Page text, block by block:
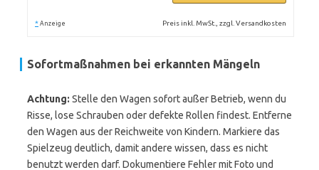
* Anzeige Preis inkl. MwSt., zzgl. Versandkosten
Sofortmaßnahmen bei erkannten Mängeln
Achtung: Stelle den Wagen sofort außer Betrieb, wenn du
Risse, lose Schrauben oder defekte Rollen findest. Entferne
den Wagen aus der Reichweite von Kindern. Markiere das
Spielzeug deutlich, damit andere wissen, dass es nicht
benutzt werden darf. Dokumentiere Fehler mit Foto und